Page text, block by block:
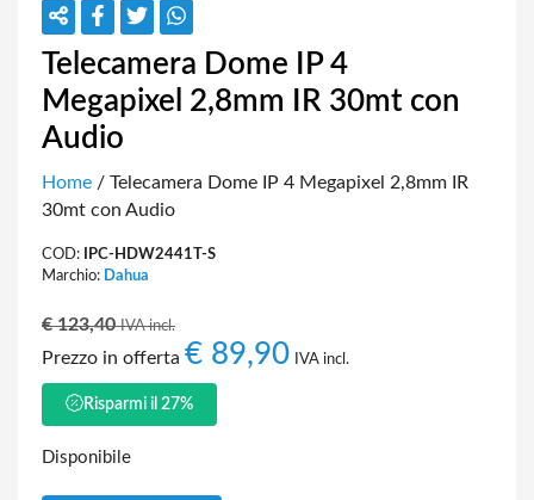
Telecamera Dome IP 4
Megapixel 2,8mm IR 30mt con
Audio
Home / Telecamera Dome IP 4 Megapixel 2,8mm IR
30mt con Audio
COD:
IPC-HDW2441T-S
Marchio: Dahua
€123,40 IVA incl.
Prezzo in offerta € 89,90 IVA incl.
Risparmi il 27%
Disponibile